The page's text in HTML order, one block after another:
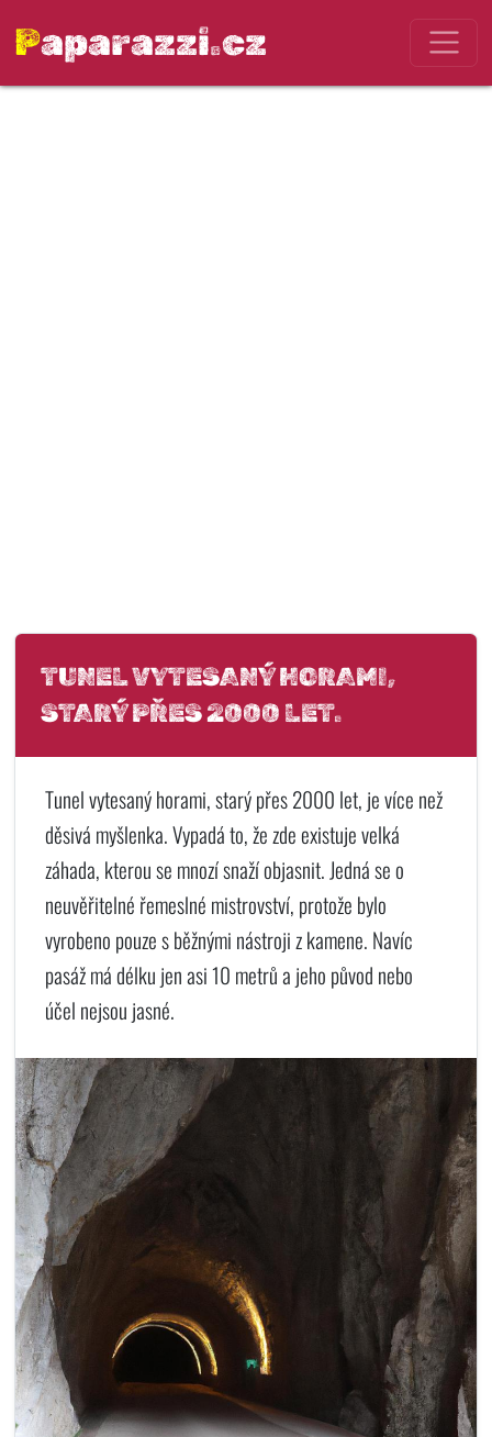
Paparazzi.cz
TUNEL VYTESANÝ HORAMI,
STARÝ PŘES 2000 LET.
Tunel vytesaný horami, starý přes 2000 let, je více než
děsivá myšlenka. Vypadá to, že zde existuje velká
záhada, kterou se mnozí snaží objasnit. Jedná se o
neuvěřitelné řemeslné mistrovství, protože bylo
vyrobeno pouze s běžnými nástroji z kamene. Navíc
pasáž má délku jen asi 10 metrů a jeho původ nebo
účel nejsou jasné.